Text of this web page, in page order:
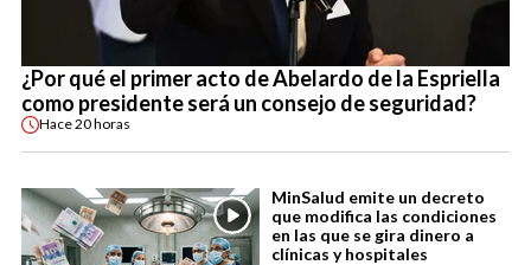
¿Por qué el primer acto de Abelardo de la Espriella
como presidente será un consejo de seguridad?
Hace20 horas
MinSalud emite un decreto
que modifica las condiciones
en las que se gira dinero a
clínicas y hospitales